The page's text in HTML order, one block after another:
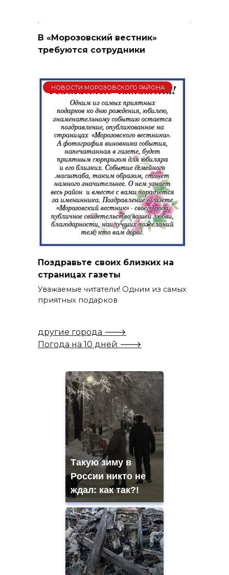
В «Морозовский вестник»
требуются сотрудники
НОВОСТИ МОРОЗОВСКОГО РАЙОНА
Поздравьте своих близких на
страницах газеты
Уважаемые читатели! Одним из самых
приятных подарков
другие города 🡒
Погода на 10 дней 🡒
Такую зиму в
России никто не
ждал: как так?!